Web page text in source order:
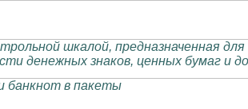
шкалой, предназначенная для
денежных знаков, ценных бyмаг и
банкнот в пакеты